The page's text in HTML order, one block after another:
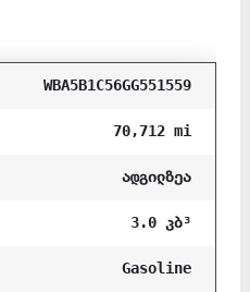
WBA5B1C56GG551559
70,712 mi
ადგილზეა
3.0 კბ³
Gasoline